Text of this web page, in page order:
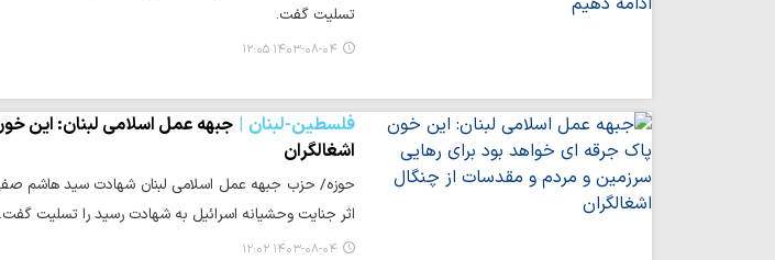
تسلیت گفت.
۱۴۰۳-۰۸-۰۴ ۱۲:۰۵
فلسطین-لبنان
جبهه عمل اسلامی لبنان: این
اشغالگران
حوزه/ حزب جبهه عمل اسلامی لبنان شهادت سید هاشم صفی
اثر جنایت وحشیانه اسرائیل به شهادت رسید را تسلیت گفت.
۱۴۰۳-۰۸-۰۴ ۱۲:۰۲